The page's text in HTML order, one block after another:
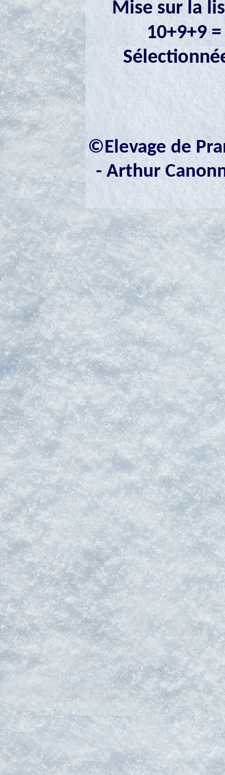
Mise sur la
10+9+9
©Elevage de
- Arthur